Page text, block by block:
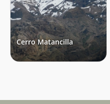
Cerro Matancilla